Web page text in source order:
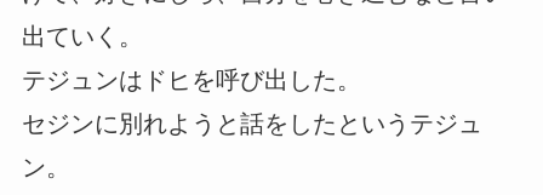
出ていく。
テジュンはドヒを呼び出した。
セジンに別れようと話をしたというテジュ
ン。